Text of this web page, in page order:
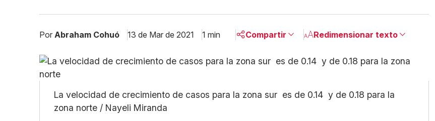
Por Abraham Cohuó 13 de Mar de 2021 1 min Compartir
Linkedin
Whatsapp
Redimensionar texto
Pequeño
La velocidad de crecimiento de casos para la zona sur es de 0.14 y de 0.18 para la
zona norte / Nayeli Miranda